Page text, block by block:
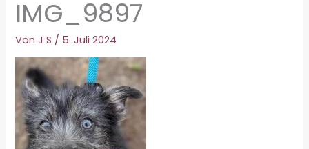
IMG_9897
VonJ S / 5. Juli 2024